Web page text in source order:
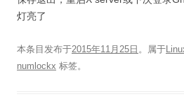
灯亮了
本条目发布于2015年11月25日 。属于
numlockx 标签。